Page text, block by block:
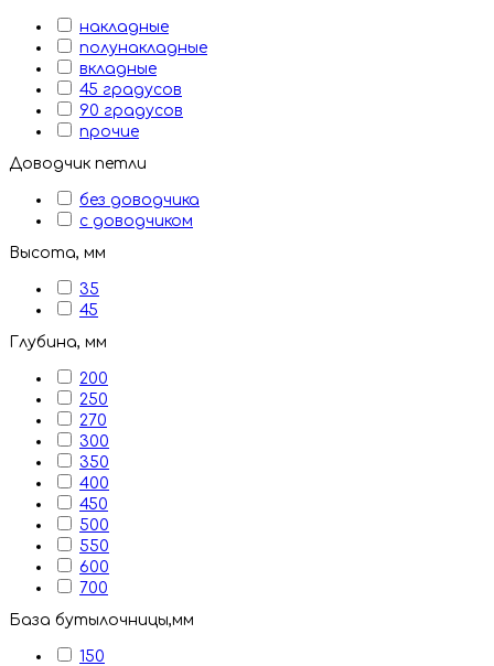
накладные
полунакладные
вкладные
45 градусов
90 градусов
прочие
Доводчик петли
без доводчика
с доводчиком
Высота, мм
35
45
Глубина, мм
200
250
270
300
350
400
450
500
550
600
700
База бутылочницы,мм
150